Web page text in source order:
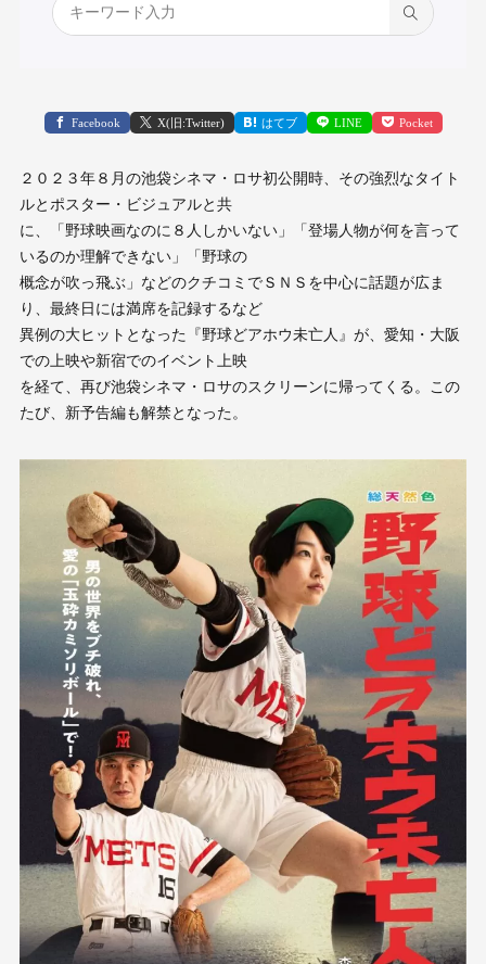
Facebook X(旧:Twitter) はてブ LINE Pocket
２０２３年８月の池袋シネマ・ロサ初公開時、その強烈なタイト
ルとポスター・ビジュアルと共
に、「野球映画なのに８人しかいない」「登場人物が何を言って
いるのか理解できない」「野球の
概念が吹っ飛ぶ」などのクチコミでＳＮＳを中心に話題が広ま
り、最終日には満席を記録するなど
異例の大ヒットとなった『野球どアホウ未亡人』が、愛知・大阪
での上映や新宿でのイベント上映
を経て、再び池袋シネマ・ロサのスクリーンに帰ってくる。この
たび、新予告編も解禁となった。